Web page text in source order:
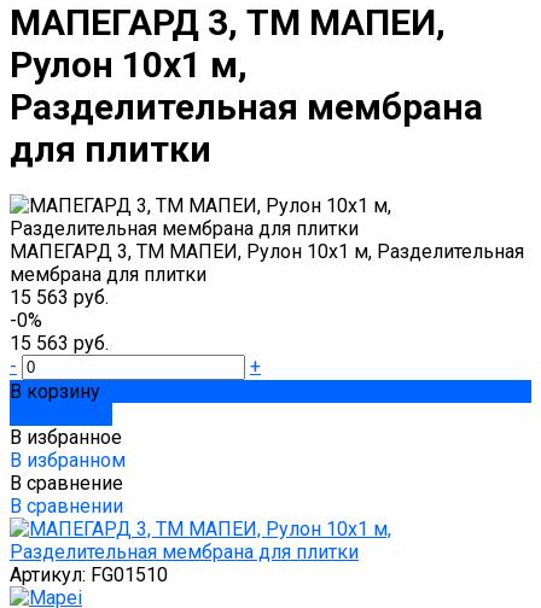
МАПЕГАРД 3, ТМ МАПЕИ,
Рулон 10х1 м,
Разделительная мембрана
для плитки
МАПЕГАРД 3, ТМ МАПЕИ, Рулон 10х1 м, Разделительная
мембрана для плитки
15 563 руб.
-0%
15 563 руб.
-
+
В корзину
В избранное
В избранном
В сравнение
В сравнении
Артикул: FG01510